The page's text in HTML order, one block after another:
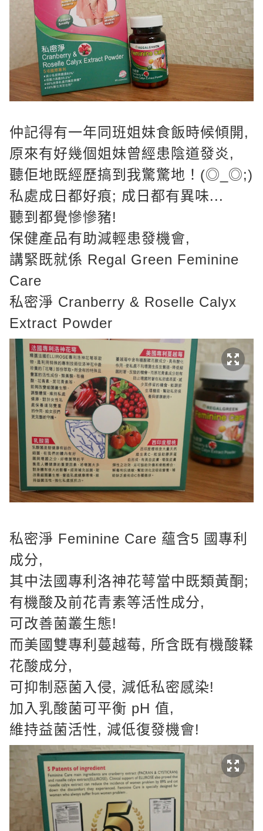
仲記得有一年同班姐妹食飯時候傾開,
原來有好幾個姐妹曾經患陰道發炎,
聽佢地既經歷搞到我驚驚地！(◎_◎;)
私處成日都好痕; 成日都有異味...
聽到都覺慘慘豬!
保健產品有助減輕患發機會,
講緊既就係 Regal Green Feminine
Care
私密淨 Cranberry & Roselle Calyx
Extract Powder
私密淨 Feminine Care 蘊含5 國專利
成分,
其中法國專利洛神花萼當中既類黃酮;
有機酸及前花青素等活性成分,
可改善菌叢生態!
而美國雙專利蔓越莓, 所含既有機酸鞣
花酸成分,
可抑制惡菌入侵, 減低私密感染!
加入乳酸菌可平衡 pH 值,
維持益菌活性, 減低復發機會!